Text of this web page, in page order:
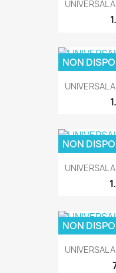
UNIVERSAL
UNIVERSAL
NON
UNIVERSAL
NON
UNIVERSAL
NON